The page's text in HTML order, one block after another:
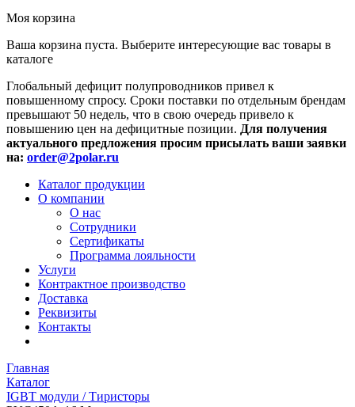
Моя корзина
Ваша корзина пуста. Выберите интересующие вас товары в
каталоге
Глобальный дефицит полупроводников привел к
повышенному спросу. Сроки поставки по отдельным брендам
превышают 50 недель, что в свою очередь привело к
повышению цен на дефицитные позиции. Для получения
актуального предложения просим присылать ваши заявки
на: order@2polar.ru
Каталог продукции
О компании
О нас
Сотрудники
Сертификаты
Программа лояльности
Услуги
Контрактное производство
Доставка
Реквизиты
Контакты
Главная
Каталог
IGBT модули / Тиристоры